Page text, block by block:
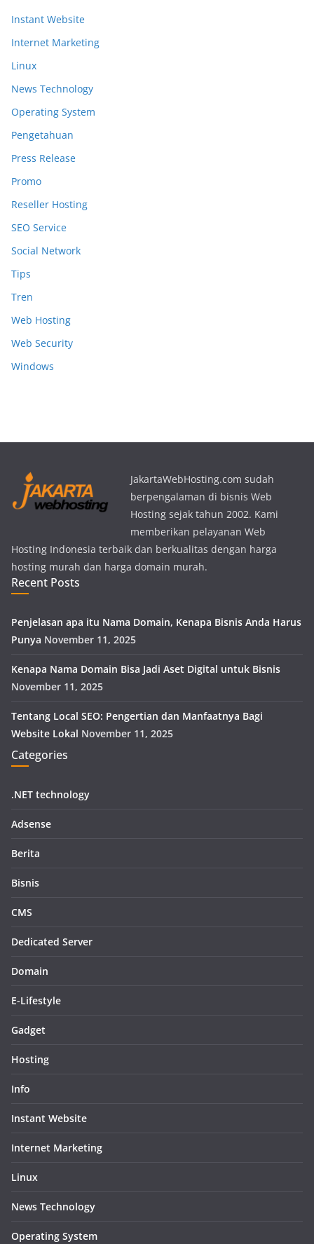
Instant Website
Internet Marketing
Linux
News Technology
Operating System
Pengetahuan
Press Release
Promo
Reseller Hosting
SEO Service
Social Network
Tips
Tren
Web Hosting
Web Security
Windows
JakartaWebHosting.com sudah
berpengalaman di bisnis Web
Hosting sejak tahun 2002. Kami
memberikan pelayanan Web
Hosting Indonesia terbaik dan berkualitas dengan harga
hosting murah dan harga domain murah.
Recent Posts
Penjelasan apa itu Nama Domain, Kenapa Bisnis Anda Harus
Punya November 11, 2025
Kenapa Nama Domain Bisa Jadi Aset Digital untuk Bisnis
November 11, 2025
Tentang Local SEO: Pengertian dan Manfaatnya Bagi
Website Lokal November 11, 2025
Categories
.NET technology
Adsense
Berita
Bisnis
CMS
Dedicated Server
Domain
E-Lifestyle
Gadget
Hosting
Info
Instant Website
Internet Marketing
Linux
News Technology
Operating System